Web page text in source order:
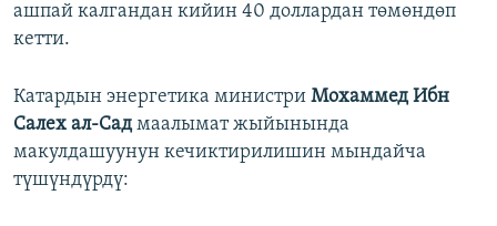
ашпай калгандан кийин 40 доллардан төмөндөп
кетти.
Катардын энергетика министри Мохаммед Ибн
Салех ал-Садмаалымат жыйынында
макулдашуунун кечиктирилишин мындайча
түшүндүрдү: